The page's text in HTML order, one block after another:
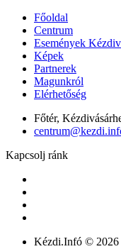
Főoldal
Centrum
Események
Képek
Partnerek
Magunkról
Elérhetőség
Főtér,
Kapcsolj ránk
Kézdi.Infó © 2026